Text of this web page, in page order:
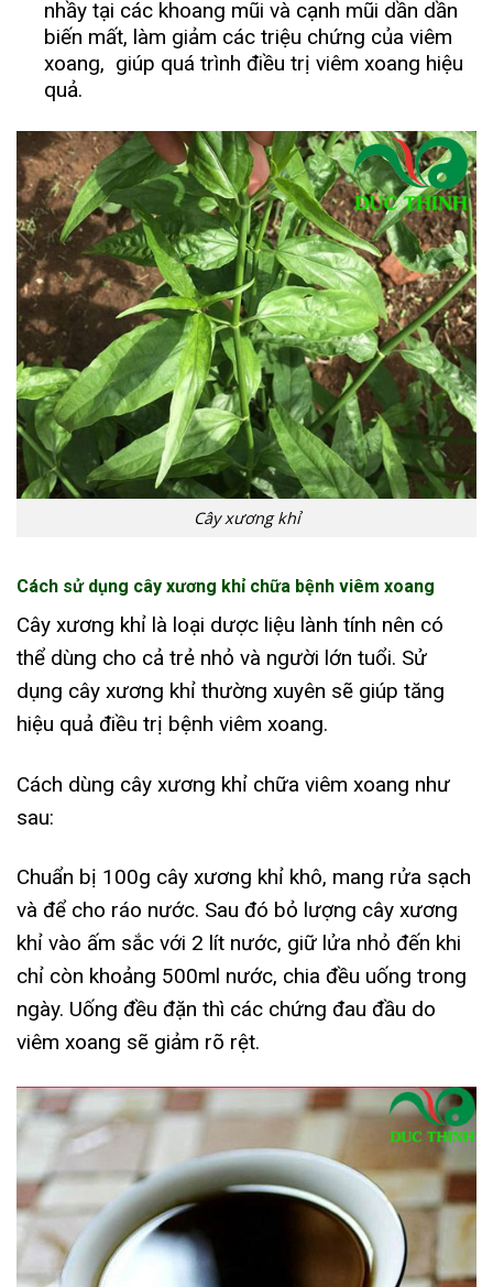
nhầy tại các khoang mũi và cạnh mũi dần dần
biến mất, làm giảm các triệu chứng của viêm
xoang, giúp quá trình điều trị viêm xoang hiệu
quả.
Cây xương khỉ
Cách sử dụng cây xương khỉ chữa bệnh viêm xoang
Cây xương khỉ là loại dược liệu lành tính nên có
thể dùng cho cả trẻ nhỏ và người lớn tuổi. Sử
dụng cây xương khỉ thường xuyên sẽ giúp tăng
hiệu quả điều trị bệnh viêm xoang.
Cách dùng cây xương khỉ chữa viêm xoang như
sau:
Chuẩn bị 100g cây xương khỉ khô, mang rửa sạch
và để cho ráo nước. Sau đó bỏ lượng cây xương
khỉ vào ấm sắc với 2 lít nước, giữ lửa nhỏ đến khi
chỉ còn khoảng 500ml nước, chia đều uống trong
ngày. Uống đều đặn thì các chứng đau đầu do
viêm xoang sẽ giảm rõ rệt.